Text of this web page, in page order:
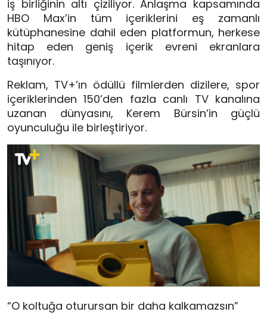
iş birliğinin altı çiziliyor. Anlaşma kapsamında
HBO Max’in tüm içeriklerini eş zamanlı
kütüphanesine dahil eden platformun, herkese
hitap eden geniş içerik evreni ekranlara
taşınıyor.
Reklam, TV+’ın ödüllü filmlerden dizilere, spor
içeriklerinden 150’den fazla canlı TV kanalına
uzanan dünyasını, Kerem Bürsin’in güçlü
oyunculuğu ile birleştiriyor.
“O koltuğa oturursan bir daha kalkamazsın”